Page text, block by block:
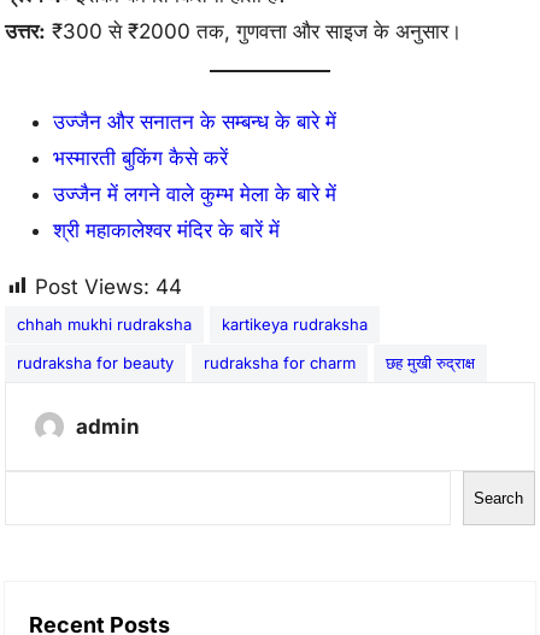
उत्तर: ₹300 से ₹2000 तक, गुणवत्ता और साइज के अनुसार।
उज्जैन और सनातन के सम्बन्ध के बारे में
भस्मारती बुकिंग कैसे करें
उज्जैन में लगने वाले कुम्भ मेला के बारे में
श्री महाकालेश्वर मंदिर के बारें में
Post Views: 44
chhah mukhi rudraksha
kartikeya rudraksha
rudraksha for beauty
rudraksha for charm छह मुखी रुद्राक्ष
admin
Search
Recent Posts